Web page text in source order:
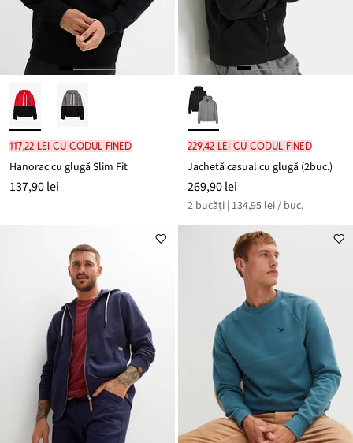
117,22 lei cu codul FINED
Hanorac cu glugă Slim Fit
137,90 lei
229,42 lei cu codul FINED
Jachetă casual cu glugă (2buc.)
269,90 lei
2 bucăți | 134,95 lei / buc.